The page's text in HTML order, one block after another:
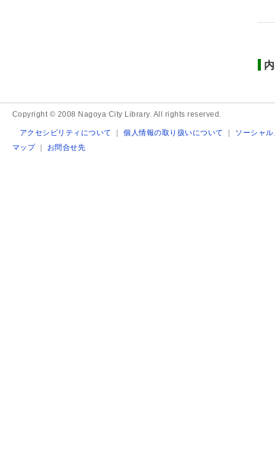
Copyright © 2008 Nagoya City Library. All rights reserved.
アクセシビリティについて ｜個人情報の取り扱いについて ｜ ソーシャ
マップ｜ お問合せ先